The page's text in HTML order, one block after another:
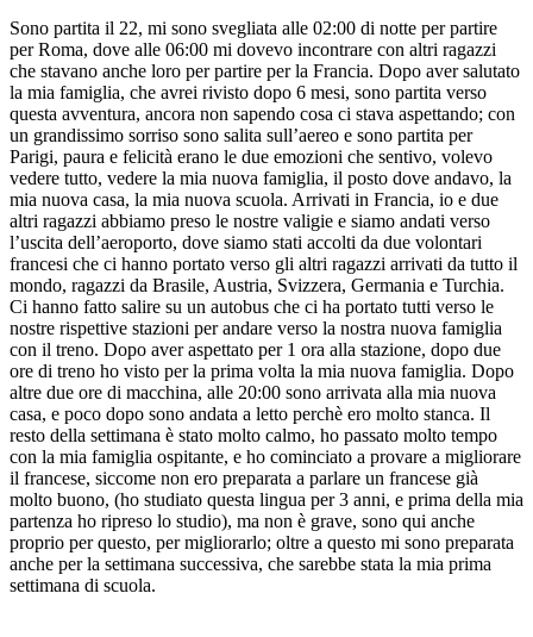
Sono partita il 22, mi sono svegliata alle 02:00 di notte per partire
per Roma, dove alle 06:00 mi dovevo incontrare con altri ragazzi
che stavano anche loro per partire per la Francia. Dopo aver salutato
la mia famiglia, che avrei rivisto dopo 6 mesi, sono partita verso
questa avventura, ancora non sapendo cosa ci stava aspettando; con
un grandissimo sorriso sono salita sull’aereo e sono partita per
Parigi, paura e felicità erano le due emozioni che sentivo, volevo
vedere tutto, vedere la mia nuova famiglia, il posto dove andavo, la
mia nuova casa, la mia nuova scuola. Arrivati in Francia, io e due
altri ragazzi abbiamo preso le nostre valigie e siamo andati verso
l’uscita dell’aeroporto, dove siamo stati accolti da due volontari
francesi che ci hanno portato verso gli altri ragazzi arrivati da tutto il
mondo, ragazzi da Brasile, Austria, Svizzera, Germania e Turchia.
Ci hanno fatto salire su un autobus che ci ha portato tutti verso le
nostre rispettive stazioni per andare verso la nostra nuova famiglia
con il treno. Dopo aver aspettato per 1 ora alla stazione, dopo due
ore di treno ho visto per la prima volta la mia nuova famiglia. Dopo
altre due ore di macchina, alle 20:00 sono arrivata alla mia nuova
casa, e poco dopo sono andata a letto perchè ero molto stanca. Il
resto della settimana è stato molto calmo, ho passato molto tempo
con la mia famiglia ospitante, e ho cominciato a provare a migliorare
il francese, siccome non ero preparata a parlare un francese già
molto buono, (ho studiato questa lingua per 3 anni, e prima della mia
partenza ho ripreso lo studio), ma non è grave, sono qui anche
proprio per questo, per migliorarlo; oltre a questo mi sono preparata
anche per la settimana successiva, che sarebbe stata la mia prima
settimana di scuola.